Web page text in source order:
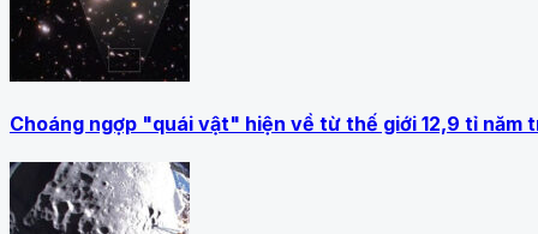
Choáng ngợp "quái vật" hiện về từ thế giới 12,9 tỉ năm